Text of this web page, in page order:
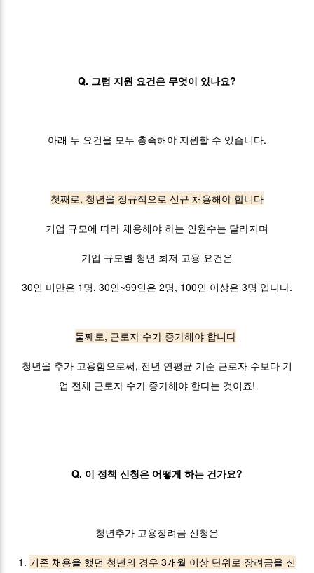
Q. 그럼 지원 요건은 무엇이 있나요?
아래 두 요건을 모두 충족해야 지원할 수 있습니다.
첫째로, 청년을 정규적으로 신규 채용해야 합니다
기업 규모에 따라 채용해야 하는 인원수는 달라지며
기업 규모별 청년 최저 고용 요건은
30인 미만은 1명, 30인~99인은 2명, 100인 이상은 3명 입니다.
둘째로, 근로자 수가 증가해야 합니다
청년을 추가 고용함으로써, 전년 연평균 기준 근로자 수보다 기
업 전체 근로자 수가 증가해야 한다는 것이죠!
Q. 이 정책 신청은 어떻게 하는 건가요?
청년추가 고용장려금 신청은
1. 기존 채용을 했던 청년의 경우 3개월 이상 단위로 장려금을 신